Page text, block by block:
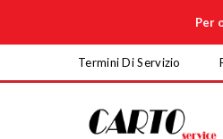
Per
Termini Di Servizio